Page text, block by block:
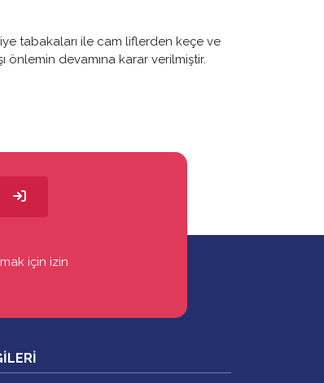
tabakaları ile cam liflerden keçe ve
devamına karar verilmiştir.
için izin